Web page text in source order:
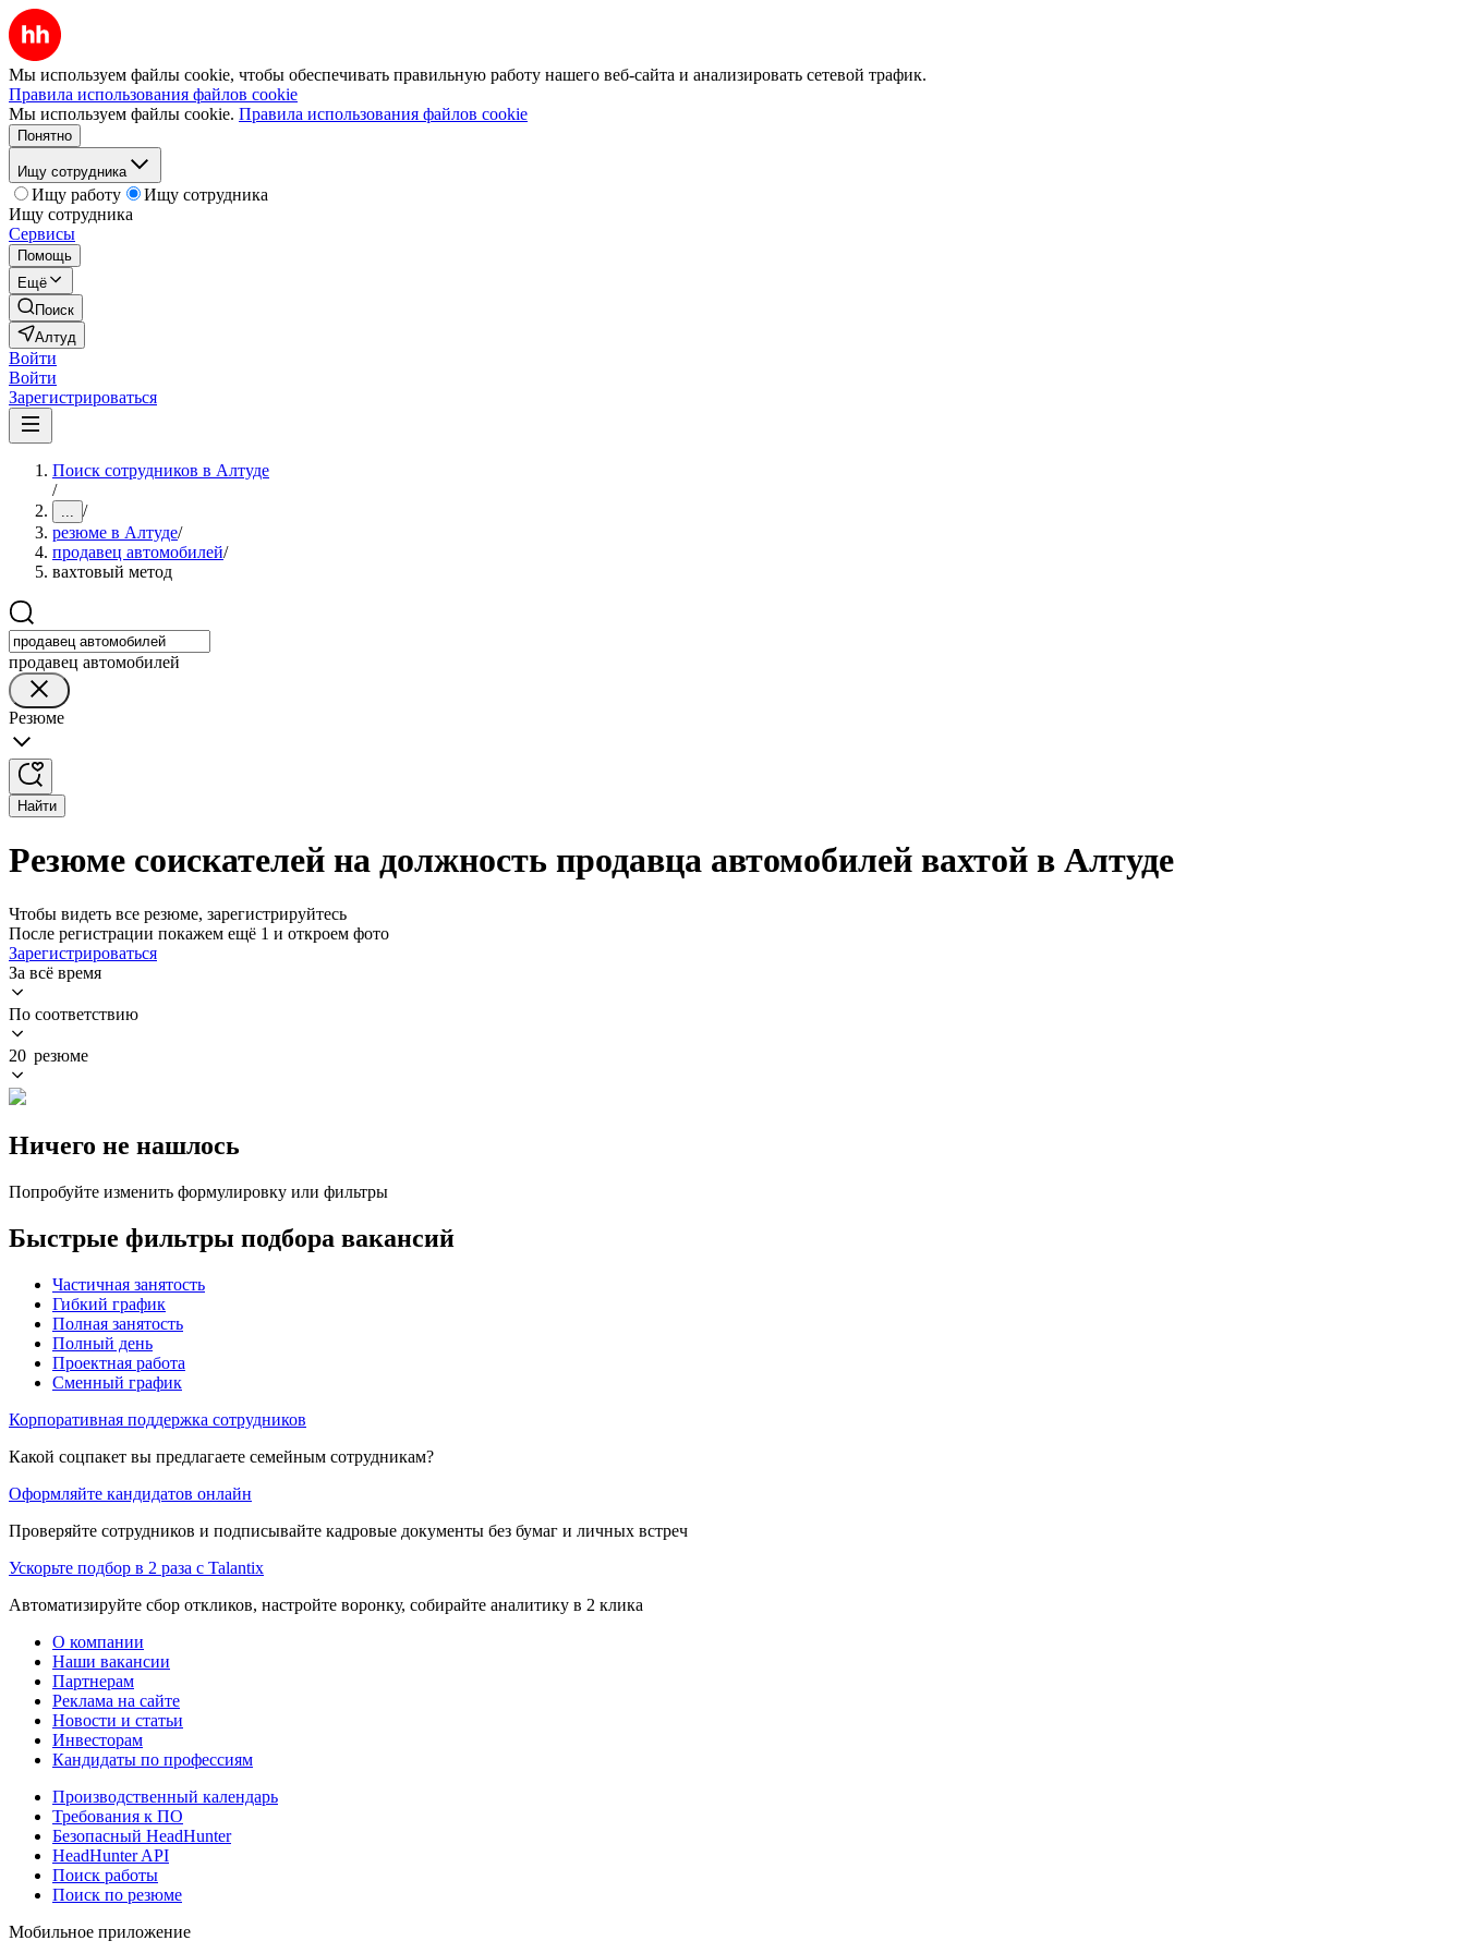
Мы используем файлы cookie, чтобы обеспечивать правильную работу нашего веб-сайта и анализировать сетевой трафик.
Правила использования файлов cookie
Мы используем файлы cookie. Правила использования файлов cookie
Понятно
Ищу сотрудника
Ищу работу
Ищу сотрудника
Ищу сотрудника
Сервисы
Помощь
Ещё
Поиск
Алтуд
Войти
Войти
Зарегистрироваться
Поиск сотрудников в Алтуде
/
... /
резюме в Алтуде/
продавец автомобилей/
вахтовый метод
продавец автомобилей
Резюме
Найти
Резюме соискателей на должность продавца автомобилей вахтой в Алтуде
Чтобы видеть все резюме, зарегистрируйтесь
После регистрации покажем ещё 1 и откроем фото
Зарегистрироваться
За всё время
По соответствию
20 резюме
Ничего не нашлось
Попробуйте изменить формулировку или фильтры
Быстрые фильтры подбора вакансий
Частичная занятость
Гибкий график
Полная занятость
Полный день
Проектная работа
Сменный график
Корпоративная поддержка сотрудников
Какой соцпакет вы предлагаете семейным сотрудникам?
Оформляйте кандидатов онлайн
Проверяйте сотрудников и подписывайте кадровые документы без бумаг и личных встреч
Ускорьте подбор в 2 раза с Talantix
Автоматизируйте сбор откликов, настройте воронку, собирайте аналитику в 2 клика
О компании
Наши вакансии
Партнерам
Реклама на сайте
Новости и статьи
Инвесторам
Кандидаты по профессиям
Производственный календарь
Требования к ПО
Безопасный HeadHunter
HeadHunter API
Поиск работы
Поиск по резюме
Мобильное приложение